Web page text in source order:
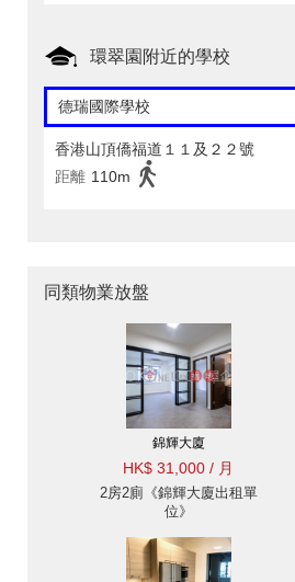
環翠園附近的學校
德瑞國際學校
香港山頂僑福道１１及２２號
距離 110m
同類物業放盤
錦輝大廈
HK$ 31,000 / 月
2房2廁《錦輝大廈出租單
位》